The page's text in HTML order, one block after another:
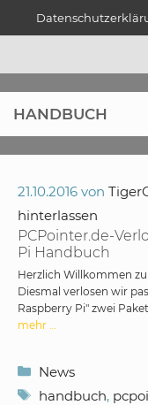
HANDBUCH
PCPointer.de-
Pi Handbuch
21.10.2016 von
hinterlassen
Herzlich Willkommen
Diesmal verlosen wir
Raspberry Pi" zwei
mehr …
Kategorien
News
Schlagwörter
handbuch,